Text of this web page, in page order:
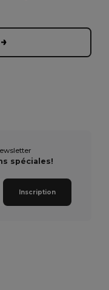
spéciales!
Inscription